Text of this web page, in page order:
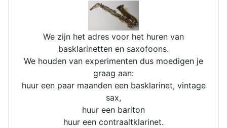
We zijn het adres voor het huren van
basklarinetten en saxofoons.
We houden van experimenten dus moedigen je
graag aan:
huur een paar maanden een basklarinet, vintage
sax,
huur een bariton
huur een contraaltklarinet.